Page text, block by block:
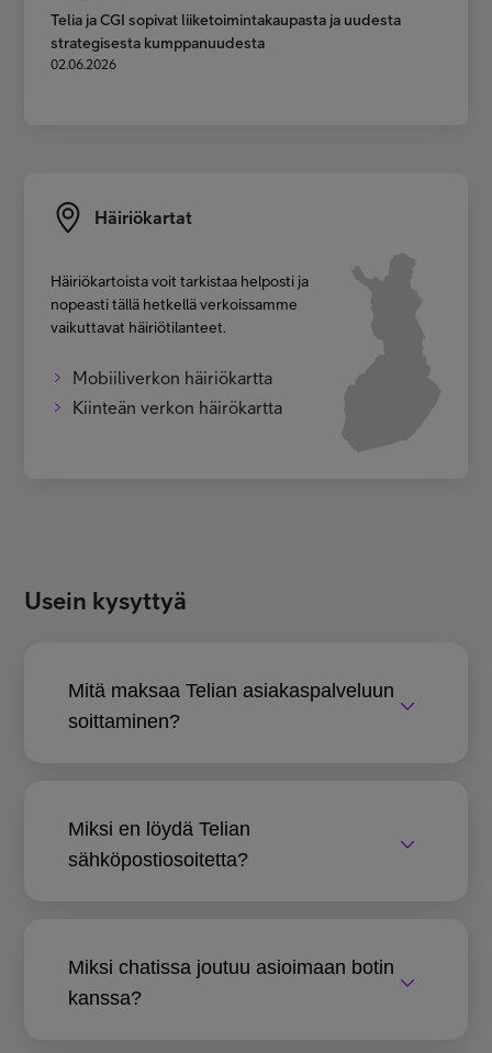
Telia ja CGI sopivat liiketoimintakaupasta ja uudesta
strategisesta kumppanuudesta
02.06.2026
Häiriökartat
Häiriökartoista voit tarkistaa helposti ja
nopeasti tällä hetkellä verkoissamme
vaikuttavat häiriötilanteet.
Mobiiliverkon häiriökartta
Kiinteän verkon häirökartta
Usein kysyttyä
Mitä maksaa Telian asiakaspalveluun
soittaminen?
Miksi en löydä Telian
sähköpostiosoitetta?
Miksi chatissa joutuu asioimaan botin
kanssa?